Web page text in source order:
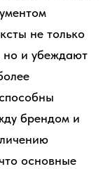
не только
но и убеждают
брендом и
основные